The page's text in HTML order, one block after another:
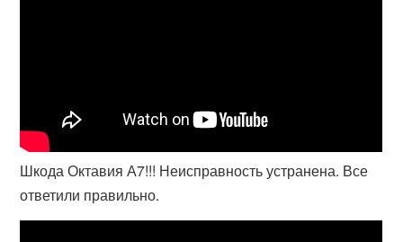
Шкода Октавия А7!!! Неисправность устранена. Все
ответили правильно.